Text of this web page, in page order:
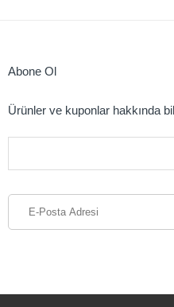
Abone Ol
Ürünler ve kuponlar hakkında